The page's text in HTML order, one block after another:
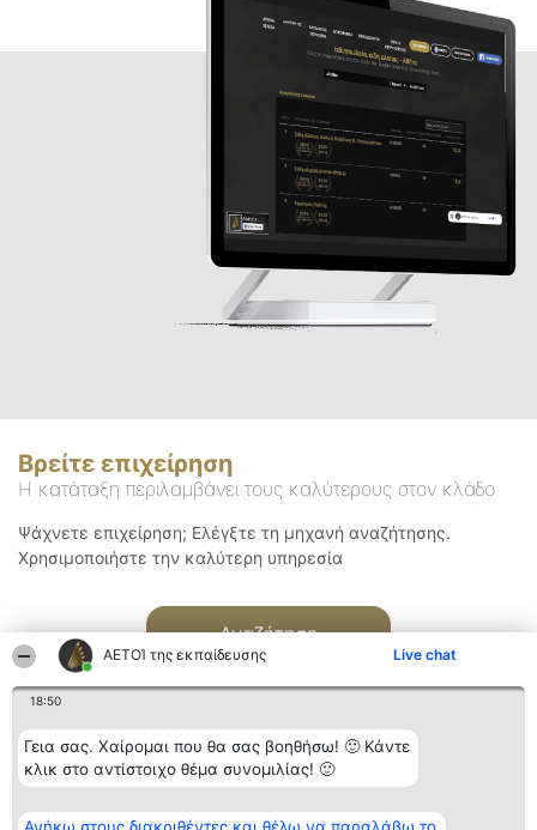
ΑΕΤΟΊ της εκπαίδευσης Live chat
18:50
Γεια σας. Χαίρομαι που θα σας βοηθήσω! 🙂 Κάντε
κλικ στο αντίστοιχο θέμα συνομιλίας! 🙂
Βρείτε επιχείρηση
Η κατάταξη περιλαμβάνει τους καλύτερους στον κλάδο
Ψάχνετε επιχείρηση; Ελέγξτε τη μηχανή αναζήτησης.
Χρησιμοποιήστε την καλύτερη υπηρεσία
Αναζήτηση
Διοργανωτής της
κατάταξης
Κατάταξη
Διακριθέντες
Επικοινωνία
Επικοινωνία